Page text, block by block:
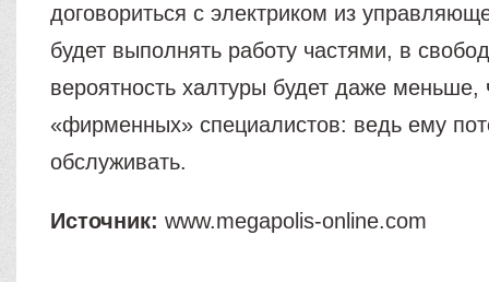
договориться с электриком из
будет выполнять работу частями, в
вероятность халтуры будет даже меньше,
«фирменных» специалистов: ведь ему
обслуживать.
Источник: www.megapolis-online.com